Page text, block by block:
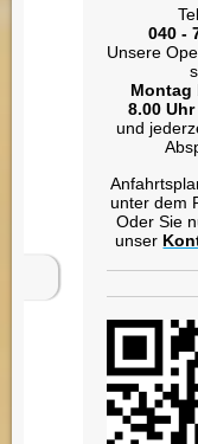
040 -
Unsere
Montag
8.00
und
unter dem
Oder Sie
unser